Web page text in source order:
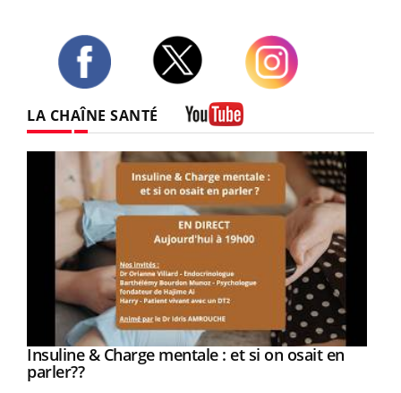
LA CHAÎNE SANTÉ
Youtube
Insuline & Charge mentale : et si on osait en
parler??Youtube